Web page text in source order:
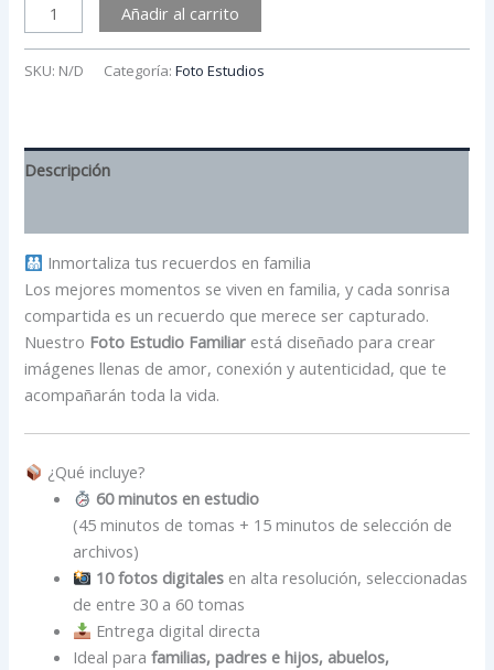
Añadir al carrito
SKU: N/D Categoría:Foto Estudios
Descripción
Inmortaliza tus recuerdos en familia
Los mejores momentos se viven en familia, y cada sonrisa
compartida es un recuerdo que merece ser capturado.
Nuestro Foto Estudio Familiar está diseñado para crear
imágenes llenas de amor, conexión y autenticidad, que te
acompañarán toda la vida.
¿Qué incluye?
60 minutos en estudio
(45 minutos de tomas + 15 minutos de selección de
archivos)
10 fotos digitalesen alta resolución, seleccionadas
de entre 30 a 60 tomas
Entrega digital directa
Ideal parafamilias, padres e hijos, abuelos,